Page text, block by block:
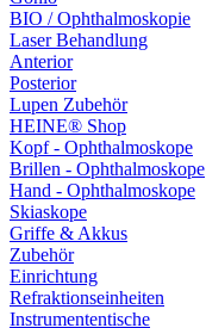
BIO / Ophthalmoskopie
Laser Behandlung
Anterior
Posterior
Lupen Zubehör
HEINE® Shop
Kopf - Ophthalmoskope
Brillen - Ophthalmoskope
Hand - Ophthalmoskope
Skiaskope
Griffe & Akkus
Zubehör
Einrichtung
Refraktionseinheiten
Instrumententische